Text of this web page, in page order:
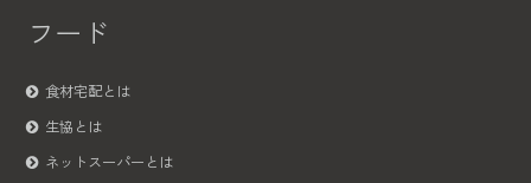
フード
食材宅配とは
生協とは
ネットスーパーとは